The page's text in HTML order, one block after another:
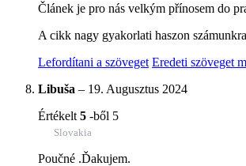
Článek je pro nás velkým přínosem do
A cikk nagy gyakorlati haszon
Lefordítani a szöveget Eredeti szöveget
Libuša – 19. Augusztus 2024
Értékelt 5 -ből 5
Slovakia
Poučné .Ďakujem.